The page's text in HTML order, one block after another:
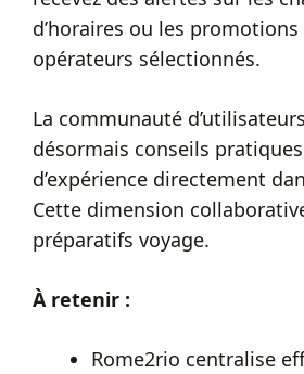
d’horaires ou les
opérateurs sélectionnés.
La communauté
désormais conseils
d’expérience directement
Cette dimension
préparatifs voyage.
À retenir :
Rome2rio centralise